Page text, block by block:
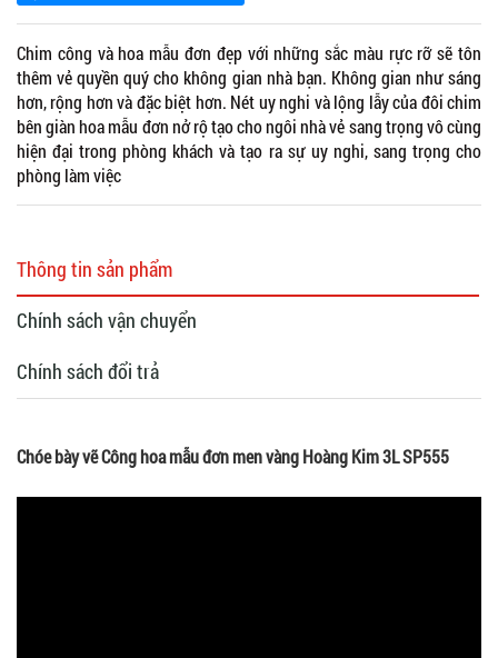
Chim công và hoa mẫu đơn đẹp với những sắc màu rực rỡ sẽ tôn
thêm vẻ quyền quý cho không gian nhà bạn. Không gian như sáng
hơn, rộng hơn và đặc biệt hơn. Nét uy nghi và lộng lẫy của đôi chim
bên giàn hoa mẫu đơn nở rộ tạo cho ngôi nhà vẻ sang trọng vô cùng
hiện đại trong phòng khách và tạo ra sự uy nghi, sang trọng cho
phòng làm việc
Thông tin sản phẩm
Chính sách vận chuyển
Chính sách đổi trả
Chóe bày vẽ Công hoa mẫu đơn men vàng Hoàng Kim 3L SP555